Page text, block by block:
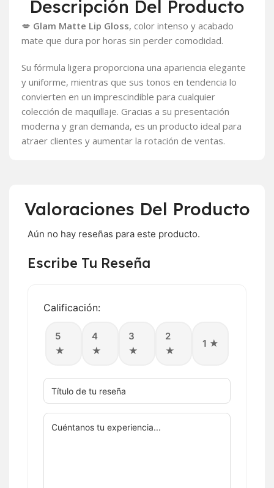
Descripción Del Producto
💋 Glam Matte Lip Gloss, color intenso y acabado
mate que dura por horas sin perder comodidad.
Su fórmula ligera proporciona una apariencia elegante
y uniforme, mientras que sus tonos en tendencia lo
convierten en un imprescindible para cualquier
colección de maquillaje. Gracias a su presentación
moderna y gran demanda, es un producto ideal para
atraer clientes y aumentar la rotación de ventas.
Valoraciones Del Producto
Aún no hay reseñas para este producto.
Escribe Tu Reseña
Calificación:
5
★
4
★
3
★
2
★
1 ★